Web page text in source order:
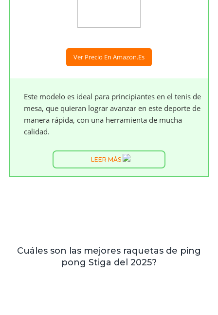
Ver Precio En Amazon.es
Este modelo es ideal para principiantes en el tenis de
mesa, que quieran lograr avanzar en este deporte de
manera rápida, con una herramienta de mucha
calidad.
LEER MÁS
Cuáles son las mejores raquetas de ping
pong Stiga del 2025?